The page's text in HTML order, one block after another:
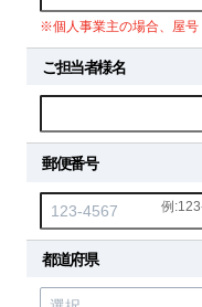
※個人事業主の場合、屋号
ご担当者様名
郵便番号
例
都道府県